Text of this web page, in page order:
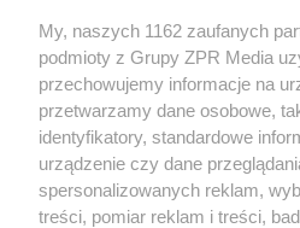
Żaden utwór zamieszczony w serwisie
rozpowszechniany lub dalej
tym także elektroniczny lub
eksploatacji w jakiejkolwiek formie,
Internecie bez pisemnej zgody
wykorzystanie utworów w całości lub w
tzn. bez właściwej zgody, jest
ścigane prawnie.
My, naszych 1162 zaufanych
podmioty z Grupy ZPR Media
przechowujemy informacje na
przetwarzamy dane osobowe,
identyfikatory, standardowe
urządzenie czy dane
spersonalizowanych reklam,
treści, pomiar reklam i treści,